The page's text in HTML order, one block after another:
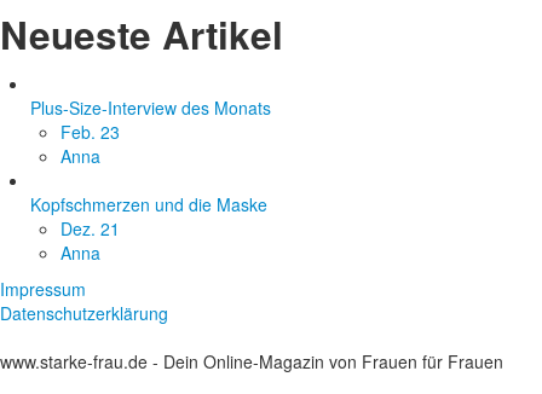
Neueste Artikel
Plus-Size-Interview des Monats
Feb. 23
Anna
Kopfschmerzen und die Maske
Dez. 21
Anna
Impressum
Datenschutzerklärung
www.starke-frau.de - Dein Online-Magazin von Frauen für Frauen